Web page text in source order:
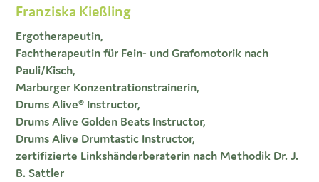
Franziska Kießling
Ergotherapeutin,
Fachtherapeutin für Fein- und Grafomotorik nach
Pauli/Kisch,
Marburger Konzentrationstrainerin,
Drums Alive® Instructor,
Drums Alive Golden Beats Instructor,
Drums Alive Drumtastic Instructor,
zertifizierte Linkshänderberaterin nach Methodik Dr. J.
B. Sattler